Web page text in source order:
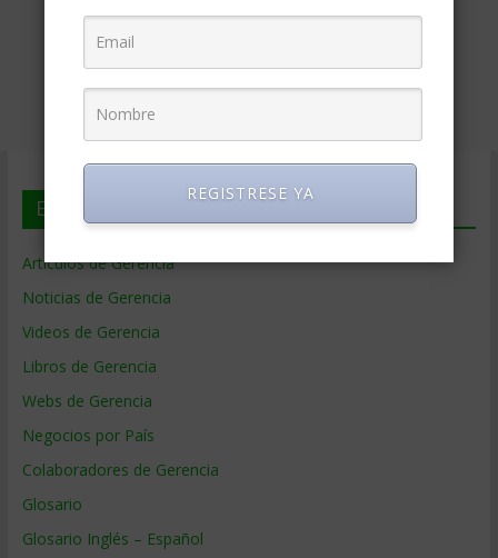
En deGerencia.com
Artículos de Gerencia
Noticias de Gerencia
Videos de Gerencia
Libros de Gerencia
Webs de Gerencia
Negocios por País
Colaboradores de Gerencia
Glosario
Glosario Inglés – Español
REGISTRESE YA